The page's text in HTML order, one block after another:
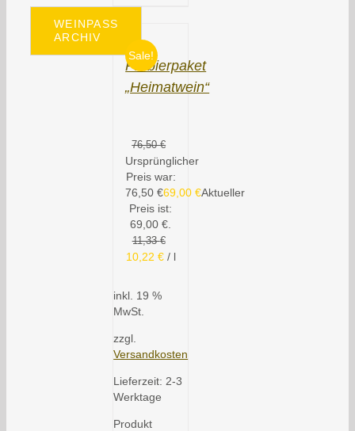
Sale!
Probierpaket
„Heimatwein“
76,50€
Ursprünglicher
Preis war:
76,50 €69,00€Aktueller
Preis ist:
69,00 €.
11,33€
10,22 €/ l
inkl. 19 %
MwSt.
zzgl.
Versandkosten
Lieferzeit: 2-3
Werktage
Produkt
WEINPASS
ARCHIV